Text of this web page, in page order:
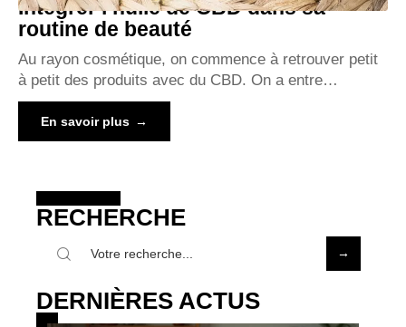
Intégrer l’huile de CBD dans sa
routine de beauté
Au rayon cosmétique, on commence à retrouver petit
à petit des produits avec du CBD. On a entre…
En savoir plus
RECHERCHE
DERNIÈRES ACTUS